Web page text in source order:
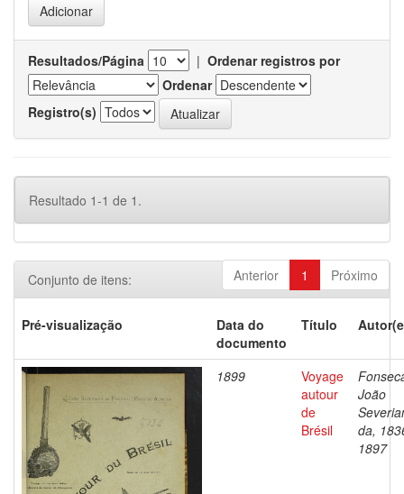
Resultados/Página | Ordenar registros por
Ordenar
Registro(s)
Resultado 1-1 de 1.
Anterior 1 Próximo
Conjunto de itens:
Pré-visualização
Data do
documento
Título
1899
Voyage
autour
de
Brésil
João
da,
1897